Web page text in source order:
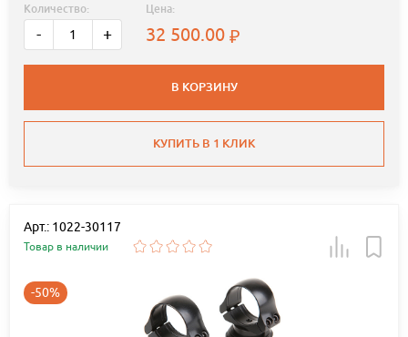
Количество:
- +
Цена:
32 500.00
В КОРЗИНУ
КУПИТЬ В 1 КЛИК
Арт.: 1022-30117
Товар в наличии
-50%